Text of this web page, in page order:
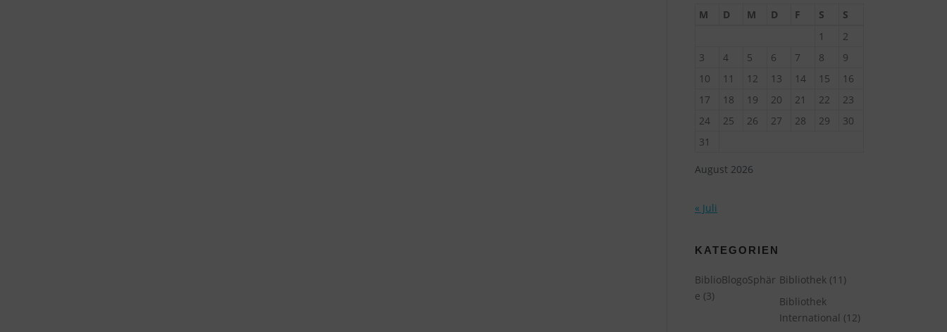
August 2026
M D M D F S
S
1
2
3
4 5 6 7 8
9
10
11 12 13 14 15
16
17
18 19 20 21 22
23
24
25 26 27 28 29
30
31
« Juli
KATEGORIEN
BiblioBlogoSphär
e (3)
Bibliothek (11)
Bibliothek
International (12)